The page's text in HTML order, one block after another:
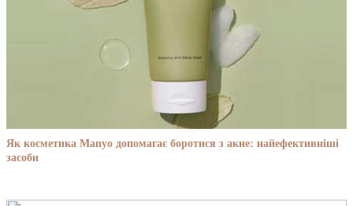
Як косметика Manyo допомагає боротися з акне: найефективніші
засоби